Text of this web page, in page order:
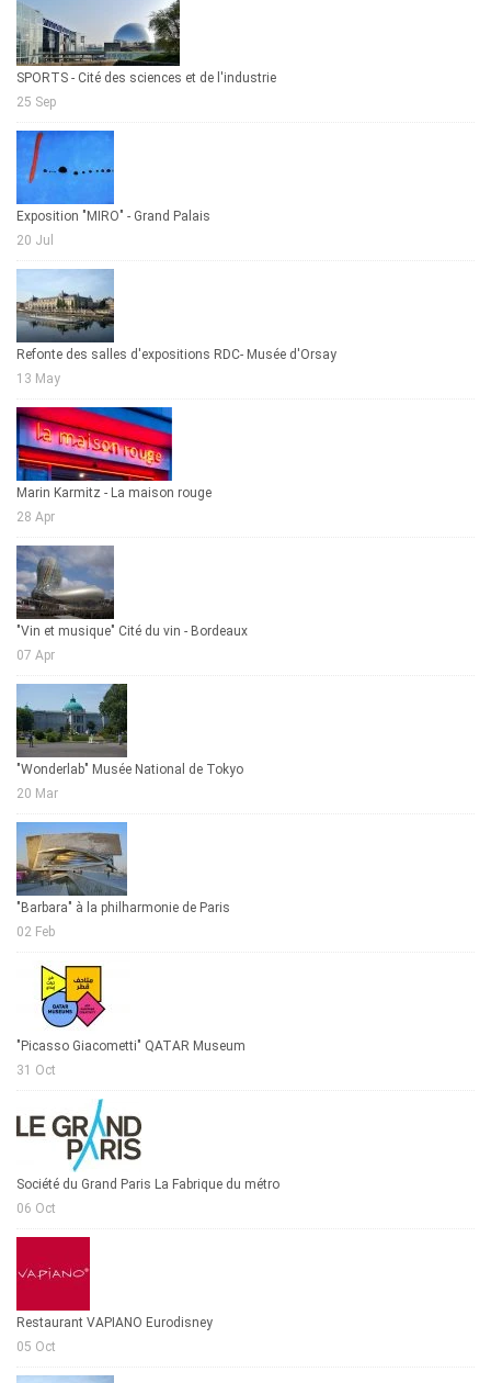
SPORTS - Cité des sciences et de l'industrie
25 Sep
Exposition "MIRO" - Grand Palais
20 Jul
Refonte des salles d'expositions RDC- Musée d'Orsay
13 May
Marin Karmitz - La maison rouge
28 Apr
"Vin et musique" Cité du vin - Bordeaux
07 Apr
"Wonderlab" Musée National de Tokyo
20 Mar
"Barbara" à la philharmonie de Paris
02 Feb
"Picasso Giacometti" QATAR Museum
31 Oct
Société du Grand Paris La Fabrique du métro
06 Oct
Restaurant VAPIANO Eurodisney
05 Oct